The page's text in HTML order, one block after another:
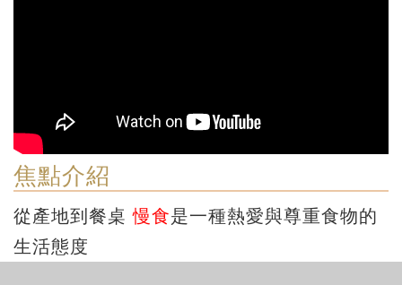
焦點介紹
從產地到餐桌慢食是一種熱愛與尊重食物的
生活態度